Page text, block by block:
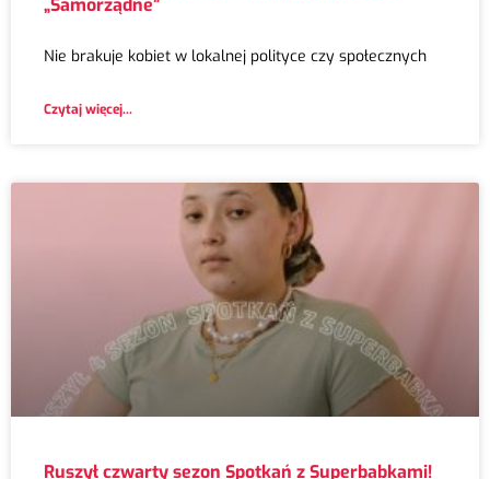
„Samorządne”
Nie brakuje kobiet w lokalnej polityce czy społecznych
Czytaj więcej...
Ruszył czwarty sezon Spotkań z Superbabkami!